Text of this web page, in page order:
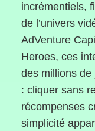
incrémentiels,
de l’univers
AdVenture
Heroes, ces
des millions de
: cliquer sans
récompenses
simplicité